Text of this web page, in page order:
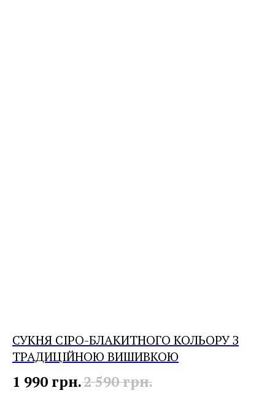
СУКНЯ СІРО-БЛАКИТНОГО КОЛЬОРУ З
ТРАДИЦІЙНОЮ ВИШИВКОЮ
1 990 грн.2 590грн.